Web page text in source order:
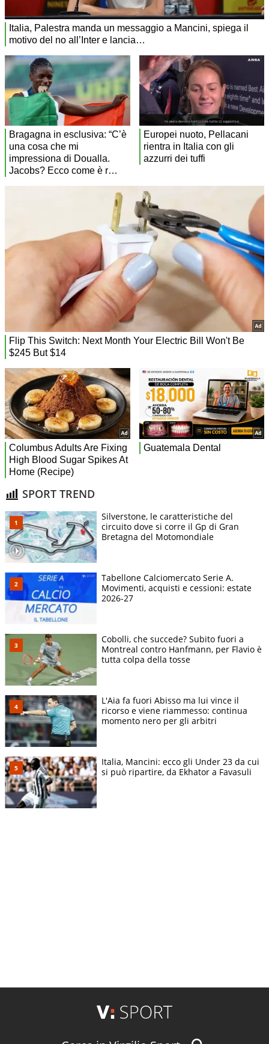
SPORT TREND
Silverstone, le caratteristiche del
circuito dove si corre il Gp di Gran
Bretagna del Motomondiale
Tabellone Calciomercato Serie A.
Movimenti, acquisti e cessioni: estate
2026-27
Cobolli, che succede? Subito fuori a
Montreal contro Hanfmann, per Flavio è
tutta colpa della tosse
L'Aia fa fuori Abisso ma lui vince il
ricorso e viene riammesso: continua
momento nero per gli arbitri
Italia, Mancini: ecco gli Under 23 da cui
si può ripartire, da Ekhator a Favasuli